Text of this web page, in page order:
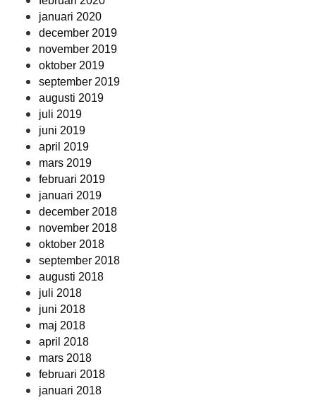
januari 2020
december 2019
november 2019
oktober 2019
september 2019
augusti 2019
juli 2019
juni 2019
april 2019
mars 2019
februari 2019
januari 2019
december 2018
november 2018
oktober 2018
september 2018
augusti 2018
juli 2018
juni 2018
maj 2018
april 2018
mars 2018
februari 2018
januari 2018